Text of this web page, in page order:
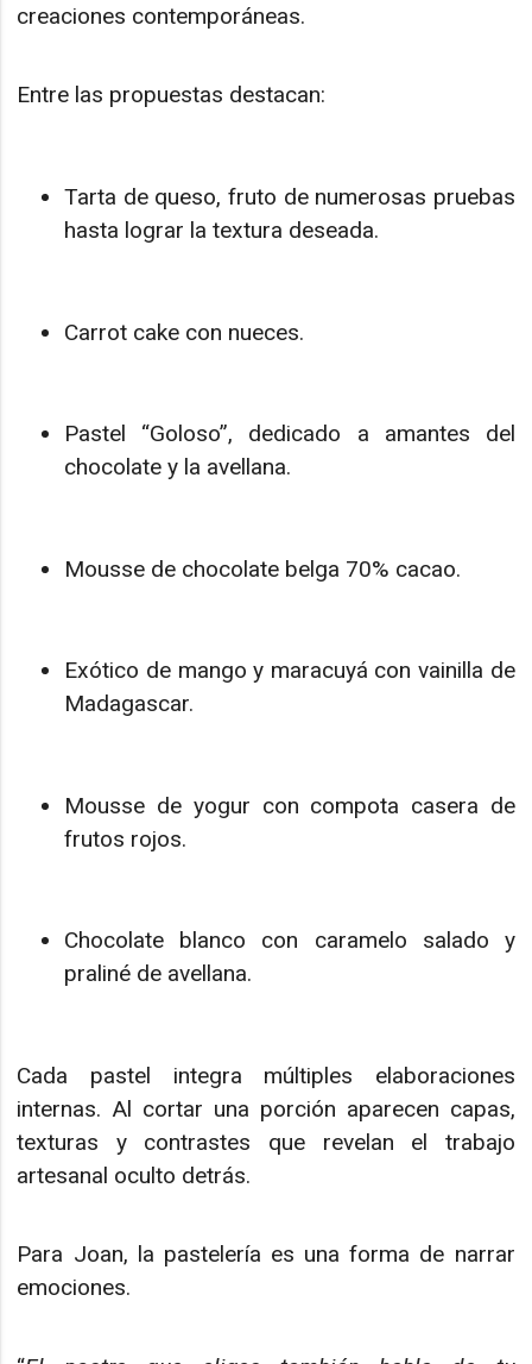
creaciones contemporáneas.
Entre las propuestas destacan:
Tarta de queso, fruto de numerosas pruebas
hasta lograr la textura deseada.
Carrot cake con nueces.
Pastel “Goloso”, dedicado a amantes del
chocolate y la avellana.
Mousse de chocolate belga 70% cacao.
Exótico de mango y maracuyá con vainilla de
Madagascar.
Mousse de yogur con compota casera de
frutos rojos.
Chocolate blanco con caramelo salado y
praliné de avellana.
Cada pastel integra múltiples elaboraciones
internas. Al cortar una porción aparecen capas,
texturas y contrastes que revelan el trabajo
artesanal oculto detrás.
Para Joan, la pastelería es una forma de narrar
emociones.